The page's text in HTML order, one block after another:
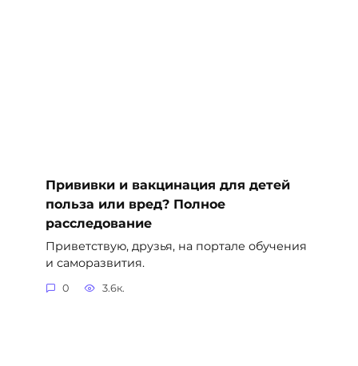
Прививки и вакцинация для детей
польза или вред? Полное
расследование
Приветствую, друзья, на портале обучения
и саморазвития.
0 3.6к.